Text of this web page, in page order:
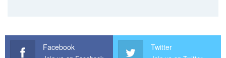
Facebook Twitter